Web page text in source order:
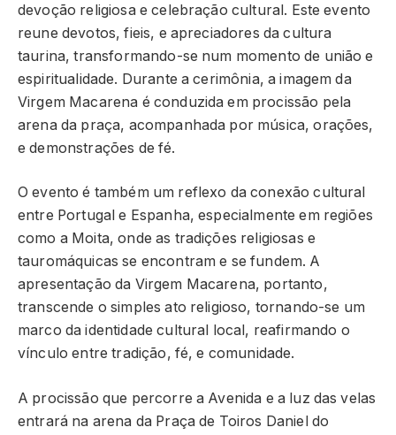
devoção religiosa e celebração cultural. Este evento
reune devotos, fieis, e apreciadores da cultura
taurina, transformando-se num momento de união e
espiritualidade. Durante a cerimônia, a imagem da
Virgem Macarena é conduzida em procissão pela
arena da praça, acompanhada por música, orações,
e demonstrações de fé.
O evento é também um reflexo da conexão cultural
entre Portugal e Espanha, especialmente em regiões
como a Moita, onde as tradições religiosas e
tauromáquicas se encontram e se fundem. A
apresentação da Virgem Macarena, portanto,
transcende o simples ato religioso, tornando-se um
marco da identidade cultural local, reafirmando o
vínculo entre tradição, fé, e comunidade.
A procissão que percorre a Avenida e a luz das velas
entrará na arena da Praça de Toiros Daniel do